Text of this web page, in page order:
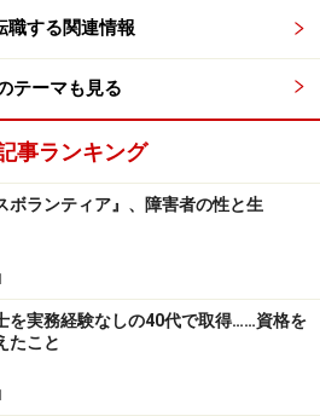
職する関連情報
テーマも見る
事ランキング
ボランティア』、障害者の性と生
を実務経験なしの40代で取得……資格を
たこと